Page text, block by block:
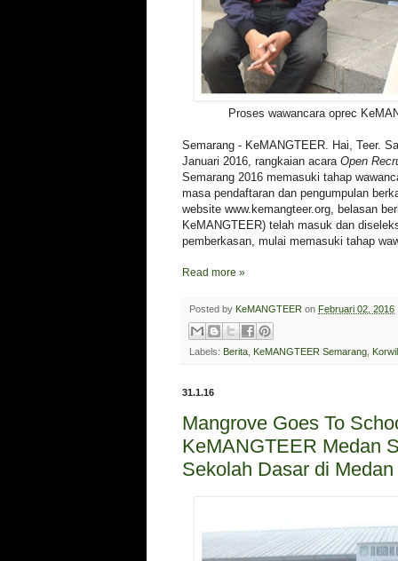
Proses wawancara oprec
Semarang - KeMANGTEER. Hai, Teer.
Januari 2016, rangkaian acara Open
Semarang 2016 memasuki tahap
masa pendaftaran dan pengumpulan
website www.kemangteer.org, belasan
KeMANGTEER) telah masuk dan
pemberkasan, mulai memasuki tahap
Read more »
Posted by KeMANGTEER on Februari 02, 2016
Labels: Berita KeMANGTEER Semarang
31.1.16
Mangrove Goes To
KeMANGTEER Medan
Sekolah Dasar di Medan